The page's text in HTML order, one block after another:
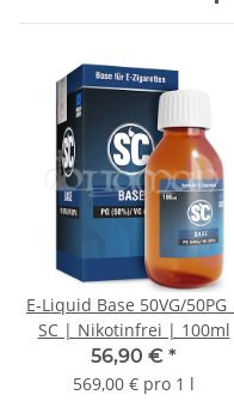
E-Liquid Base 50VG/50PG
SC | Nikotinfrei | 100ml
56,90 € *
569,00 € pro 1 l